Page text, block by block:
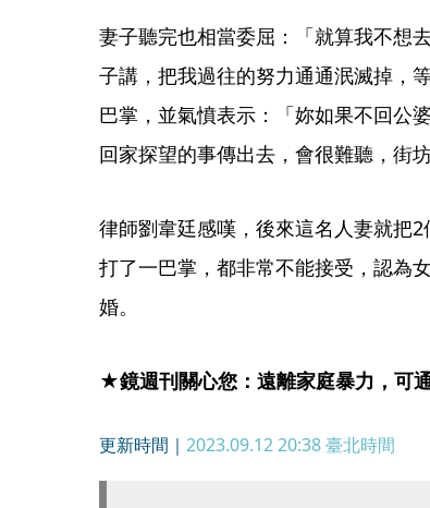
妻子聽完也相當委屈：「就算我不想
子講，把我過往的努力通通泯滅掉，
巴掌，並氣憤表示：「妳如果不回公
回家探望的事傳出去，會很難聽，街
律師劉韋廷感嘆，後來這名人妻就把
打了一巴掌，都非常不能接受，認為
婚。
★鏡週刊關心您：遠離家庭暴力，可
更新時間｜ 2023.09.12 20:38臺北時間